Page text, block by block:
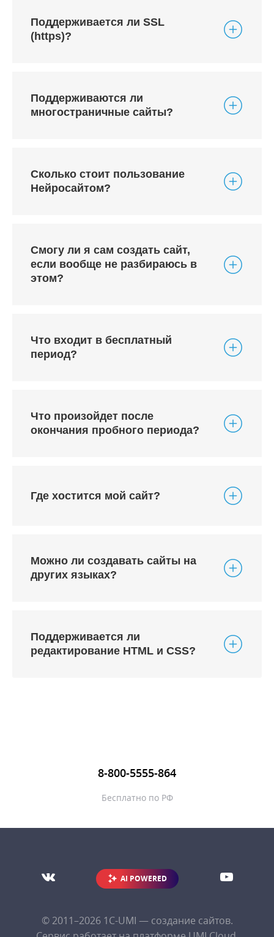
Поддерживается ли SSL
(https)?
Поддерживаются ли
многостраничные сайты?
Сколько стоит пользование
Нейросайтом?
Смогу ли я сам создать сайт,
если вообще не разбираюсь в
этом?
Что входит в бесплатный
период?
Что произойдет после
окончания пробного периода?
Где хостится мой сайт?
Можно ли создавать сайты на
других языках?
Поддерживается ли
редактирование HTML и CSS?
8-800-5555-864
Бесплатно по РФ
AI POWERED
© 2011–2026 1С-UMI — создание сайтов.